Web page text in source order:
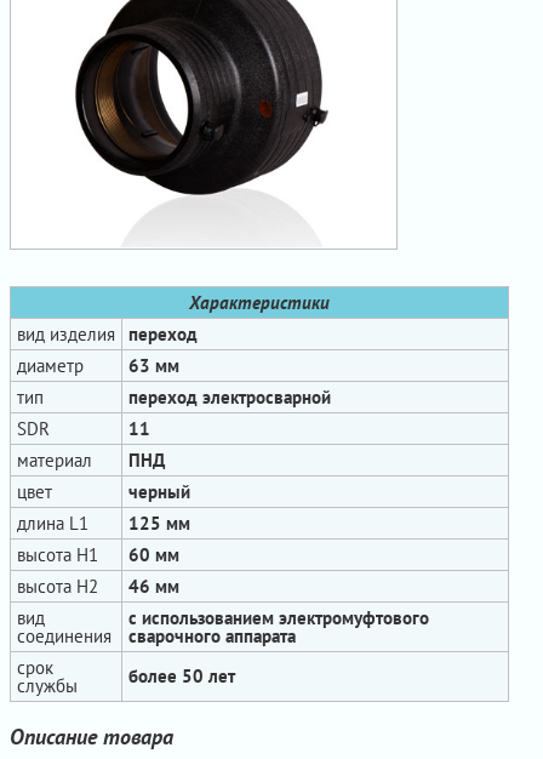
Характеристики
вид изделия
переход
диаметр
63 мм
тип
переход электросварной
SDR
11
материал
ПНД
цвет
черный
длина L1
125 мм
высота H1
60 мм
высота H2
46 мм
вид
соединения
с использованием электромуфтового
сварочного аппарата
срок
службы более 50 лет
Описание товара